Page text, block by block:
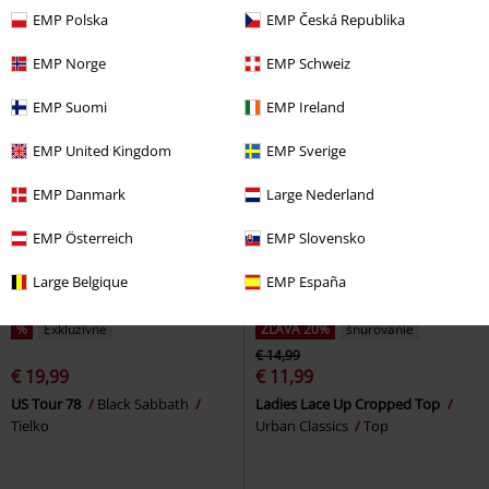
EMP Polska EMP Česká Republika
EMP Norge EMP Schweiz
EMP Suomi EMP Ireland
EMP United Kingdom EMP Sverige
EMP Danmark Large Nederland
EMP Österreich EMP Slovensko
Large Belgique EMP España
Top
EMP
Top
% Exkluzívne
€ 19,99
US Tour 78
Black Sabbath
Tielko
ZĽAVA 20%
šnurovanie
€ 14,99
€ 11,99
Ladies Lace Up Cropped Top
Urban Classics
Top